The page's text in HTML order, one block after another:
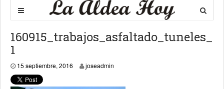
160915_trabajos_asfaltado_tuneles_
1
15 septiembre, 2016 15 septiembre, 2016
joseadmin